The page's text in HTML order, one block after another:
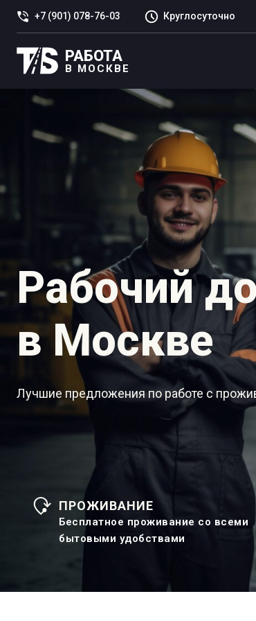
+7 (901) 078-76-03 Круглосуточно
РАБОТА
В МОСКВЕ
Рабочий
в Москве
Лучшие предложения по работе с
ПРОЖИВАНИЕ
Бесплатное проживание со всеми
бытовыми удобствами